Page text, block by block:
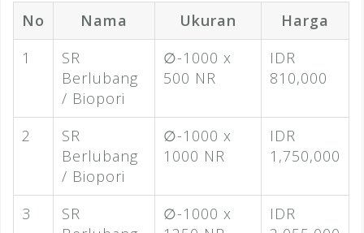
No Nama Ukuran
Harga
1
SR
Berlubang
/ Biopori
∅-1000 x
500 NR
IDR
810,000
2
SR
Berlubang
/ Biopori
∅-1000 x
1000 NR
IDR
1,750,000
3
SR
∅-1000 x
IDR